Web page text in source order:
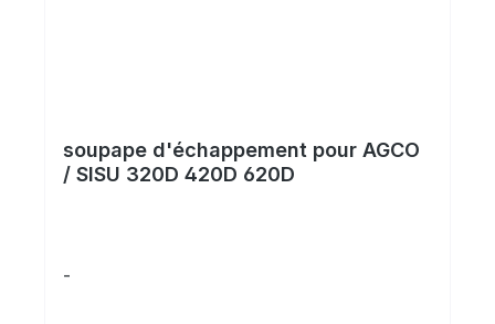
soupape d'échappement pour AGCO
/ SISU 320D 420D 620D
-